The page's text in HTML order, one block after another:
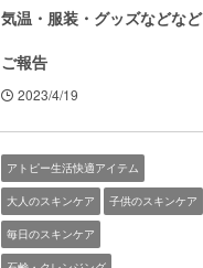
気温・服装・グッズなどなど
ご報告
2023/4/19
アトピー生活快適アイテム
大人のスキンケア 子供のスキンケア
毎日のスキンケア